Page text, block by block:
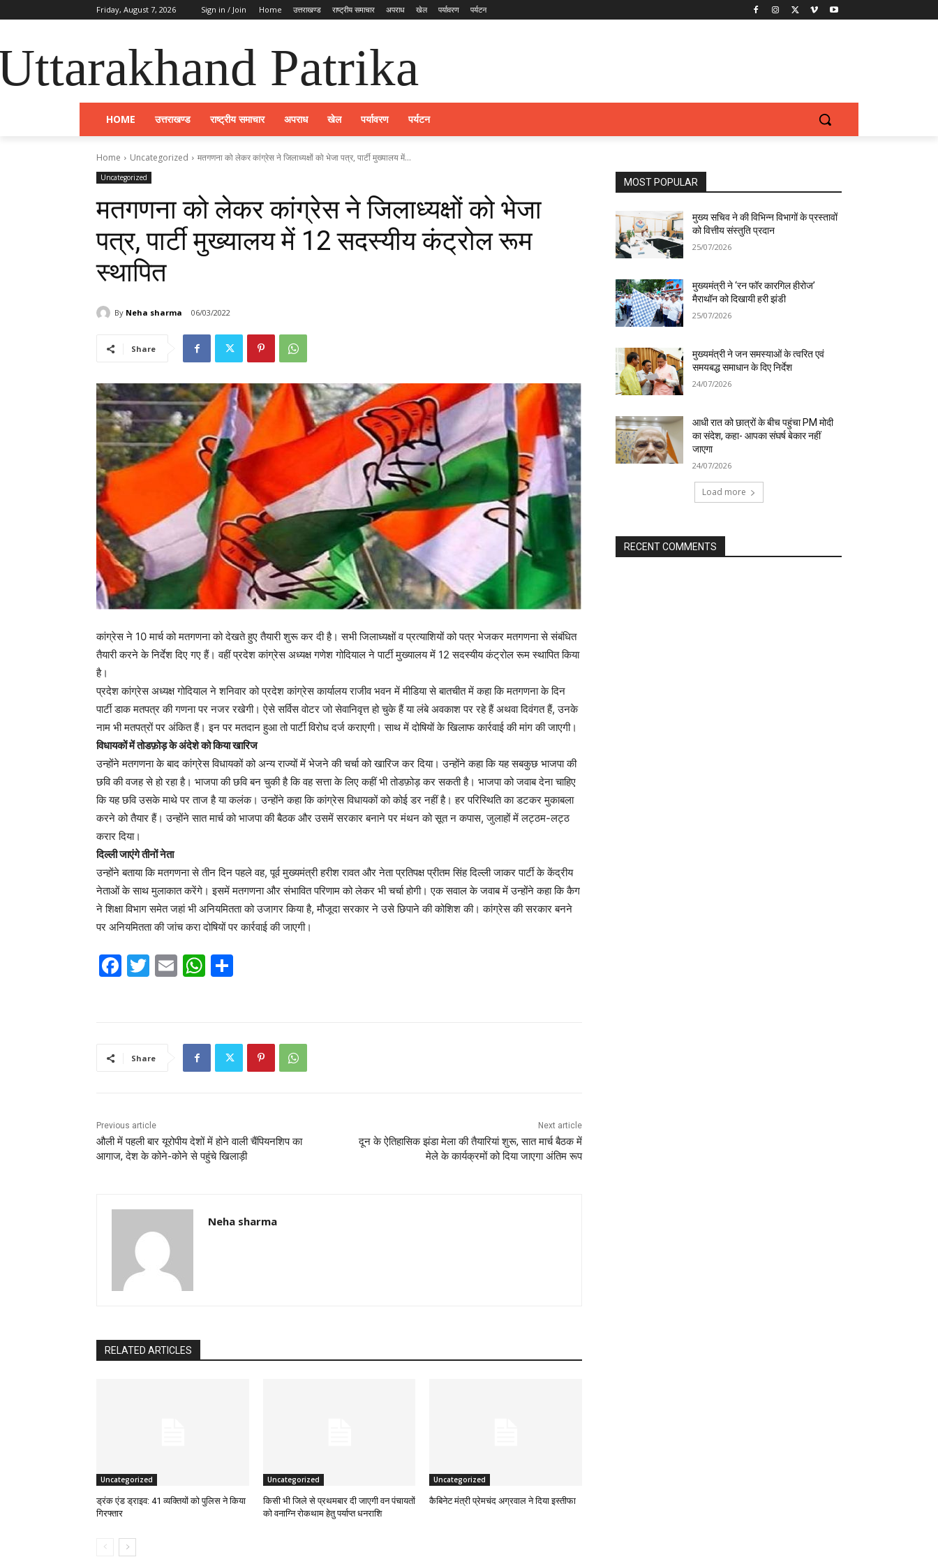
Friday, August 7, 2026 Sign in / Join Home उत्तराखण्ड राष्ट्रीय समाचार अपराध खेल पर्यावरण पर्यटन
Patrika
HOME उत्तराखण्ड राष्ट्रीय समाचार अपराध खेल पर्यावरण पर्यटन
Home Uncategorized मतगणना को लेकर कांग्रेस ने जिलाध्यक्षों को भेजा पत्र, पार्टी मुख्यालय में...
Uncategorized
मतगणना को लेकर कांग्रेस ने जिलाध्यक्षों को भेजा
पत्र, पार्टी मुख्यालय में 12 सदस्यीय कंट्रोल रूम
स्थापित
By Neha sharma 06/03/2022
Share
कांग्रेस ने 10 मार्च को मतगणना को देखते हुए तैयारी शुरू कर दी है। सभी जिलाध्यक्षों व प्रत्याशियों को पत्र भेजकर मतगणना से संबंधित
तैयारी करने के निर्देश दिए गए हैं। वहीं प्रदेश कांग्रेस अध्यक्ष गणेश गोदियाल ने पार्टी मुख्यालय में 12 सदस्यीय कंट्रोल रूम स्थापित किया
है।
प्रदेश कांग्रेस अध्यक्ष गोदियाल ने शनिवार को प्रदेश कांग्रेस कार्यालय राजीव भवन में मीडिया से बातचीत में कहा कि मतगणना के दिन
पार्टी डाक मतपत्र की गणना पर नजर रखेगी। ऐसे सर्विस वोटर जो सेवानिवृत्त हो चुके हैं या लंबे अवकाश पर रहे हैं अथवा दिवंगत हैं, उनके
नाम भी मतपत्रों पर अंकित हैं। इन पर मतदान हुआ तो पार्टी विरोध दर्ज कराएगी। साथ में दोषियों के खिलाफ कार्रवाई की मांग की जाएगी।
विधायकों में तोडफ़ोड़ के अंदेशे को किया खारिज
उन्होंने मतगणना के बाद कांग्रेस विधायकों को अन्य राज्यों में भेजने की चर्चा को खारिज कर दिया। उन्होंने कहा कि यह सबकुछ भाजपा की
छवि की वजह से हो रहा है। भाजपा की छवि बन चुकी है कि वह सत्ता के लिए कहीं भी तोडफ़ोड़ कर सकती है। भाजपा को जवाब देना चाहिए
कि यह छवि उसके माथे पर ताज है या कलंक। उन्होंने कहा कि कांग्रेस विधायकों को कोई डर नहीं है। हर परिस्थिति का डटकर मुकाबला
करने को तैयार हैं। उन्होंने सात मार्च को भाजपा की बैठक और उसमें सरकार बनाने पर मंथन को सूत न कपास, जुलाहों में लट्ठम-लट्ठ
करार दिया।
दिल्ली जाएंगे तीनों नेता
उन्होंने बताया कि मतगणना से तीन दिन पहले वह, पूर्व मुख्यमंत्री हरीश रावत और नेता प्रतिपक्ष प्रीतम सिंह दिल्ली जाकर पार्टी के केंद्रीय
नेताओं के साथ मुलाकात करेंगे। इसमें मतगणना और संभावित परिणाम को लेकर भी चर्चा होगी। एक सवाल के जवाब में उन्होंने कहा कि कैग
ने शिक्षा विभाग समेत जहां भी अनियमितता को उजागर किया है, मौजूदा सरकार ने उसे छिपाने की कोशिश की। कांग्रेस की सरकार बनने
पर अनियमितता की जांच करा दोषियों पर कार्रवाई की जाएगी।
F
b
k
T
E
W
A
p
Share
Previous article
औली में पहली बार यूरोपीय देशों में होने वाली चैंपियनशिप का
आगाज, देश के कोने-कोने से पहुंचे खिलाड़ी
Next article
दून के ऐतिहासिक झंडा मेला की तैयारियां शुरू, सात मार्च बैठक में
मेले के कार्यक्रमों को दिया जाएगा अंतिम रूप
Neha sharma
RELATED ARTICLES
Uncategorized
ड्रंक एंड ड्राइव: 41 व्यक्तियों को पुलिस ने किया
गिरफ्तार
Uncategorized
किसी भी जिले से प्रथमबार दी जाएगी वन पंचायतों
को वनाग्नि रोकथाम हेतु पर्याप्त धनराशि
Uncategorized
कैबिनेट मंत्री प्रेमचंद अग्रवाल ने दिया इस्तीफा
MOST POPULAR
मुख्य सचिव ने की विभिन्न विभागों के प्रस्तावों
को वित्तीय संस्तुति प्रदान
25/07/2026
मुख्यमंत्री ने ‘रन फॉर कारगिल हीरोज’
मैराथॉन को दिखायी हरी झंडी
25/07/2026
मुख्यमंत्री ने जन समस्याओं के त्वरित एवं
समयबद्ध समाधान के दिए निर्देश
24/07/2026
आधी रात को छात्रों के बीच पहुंचा PM मोदी
का संदेश, कहा- आपका संघर्ष बेकार नहीं
जाएगा
24/07/2026
Load more
RECENT COMMENTS